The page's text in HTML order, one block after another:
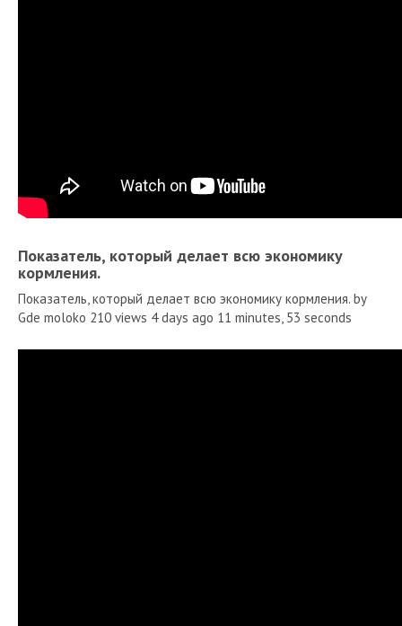
Показатель, который делает всю экономику
кормления.
Показатель, который делает всю экономику кормления. by
Gde moloko 210 views 4 days ago 11 minutes, 53 seconds